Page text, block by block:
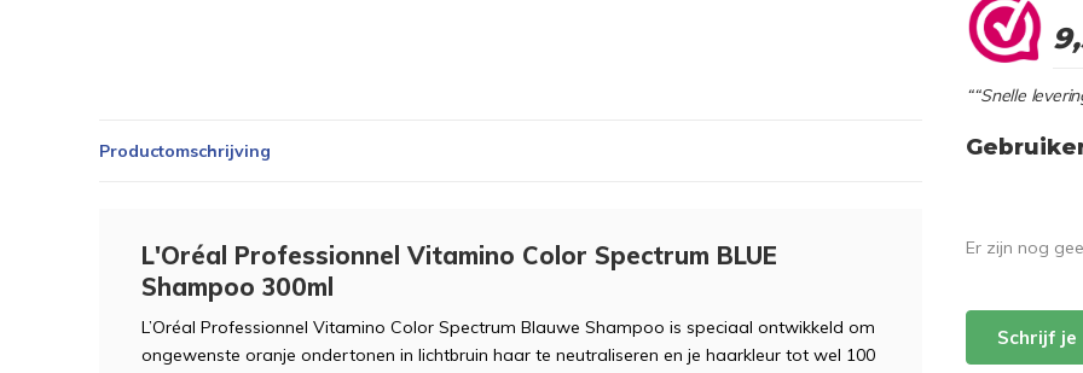
““Snelle
Productomschrijving
L'Oréal Professionnel Vitamino Color Spectrum BLUE
Shampoo 300ml
L’Oréal Professionnel Vitamino Color Spectrum Blauwe Shampoo is speciaal ontwikkeld om
ongewenste oranje ondertonen in lichtbruin haar te neutraliseren en je haarkleur tot wel 100
Er zijn nog
Schrijf